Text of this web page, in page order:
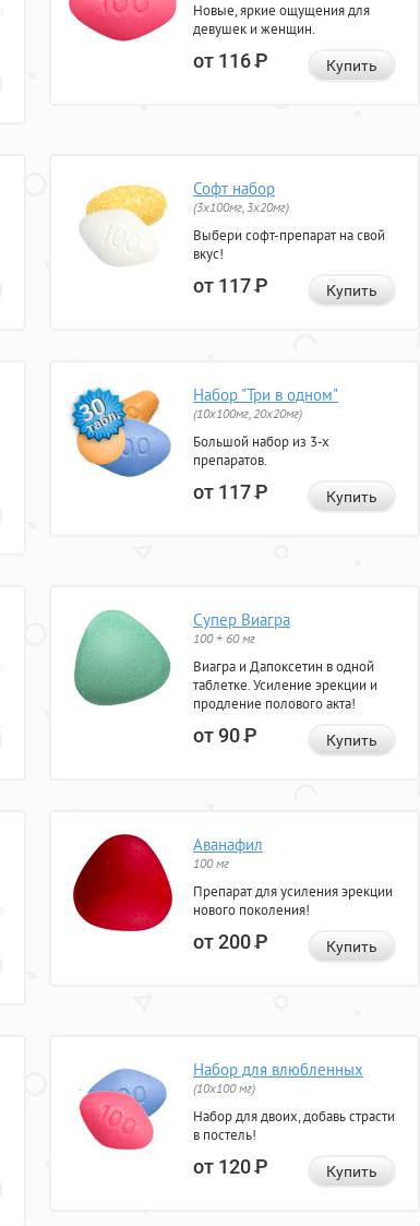
Новые, яркие ощущения для
девушек и женщин.
от 116Р Купить
Софт набор
(3x100мг, 3x20мг)
Выбери софт-препарат на свой
вкус!
от 117Р Купить
Набор "Три в одном"
(10x100мг, 20x20мг)
Большой набор из 3-х
препаратов.
от 117Р Купить
Супер Виагра
100 + 60 мг
Виагра и Дапоксетин в одной
таблетке. Усиление эрекции и
продление полового акта!
от 90Р Купить
Аванафил
100 мг
Препарат для усиления эрекции
нового поколения!
от 200Р Купить
Набор для влюбленных
(10х100 мг)
Набор для двоих, добавь страсти
в постель!
от 120Р Купить